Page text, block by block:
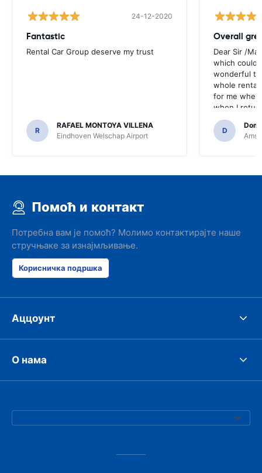
24-12-2020
Fantastic
Rental Car Group deserve my trust
R
RAFAEL MONTOYA VILLENA
Eindhoven Welschap Airport
Overall
Dear Sir /
which could
wonderful to
whole
for me
when I
the desk
will be
check the
like. I've
D
Помоћ и контакт
Потребна вам је помоћ? Молимо контактирајте наше
стручњаке за изнајмљивање.
Корисничка подршка
Аццоунт
О нама